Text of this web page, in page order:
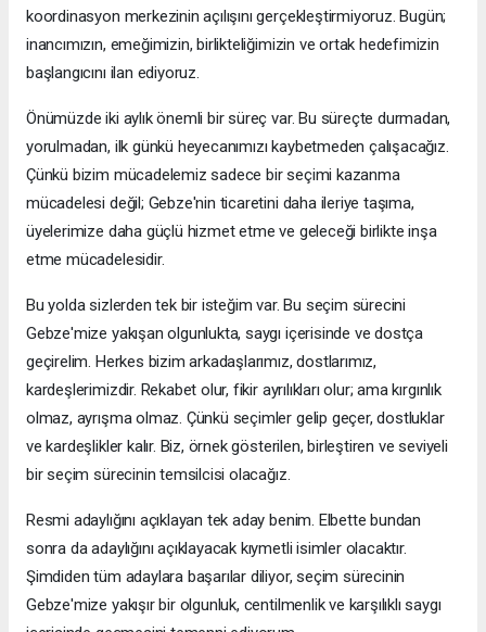
koordinasyon merkezinin açılışını gerçekleştirmiyoruz. Bugün;
inancımızın, emeğimizin, birlikteliğimizin ve ortak hedefimizin
başlangıcını ilan ediyoruz.
Önümüzde iki aylık önemli bir süreç var. Bu süreçte durmadan,
yorulmadan, ilk günkü heyecanımızı kaybetmeden çalışacağız.
Çünkü bizim mücadelemiz sadece bir seçimi kazanma
mücadelesi değil; Gebze'nin ticaretini daha ileriye taşıma,
üyelerimize daha güçlü hizmet etme ve geleceği birlikte inşa
etme mücadelesidir.
Bu yolda sizlerden tek bir isteğim var. Bu seçim sürecini
Gebze'mize yakışan olgunlukta, saygı içerisinde ve dostça
geçirelim. Herkes bizim arkadaşlarımız, dostlarımız,
kardeşlerimizdir. Rekabet olur, fikir ayrılıkları olur; ama kırgınlık
olmaz, ayrışma olmaz. Çünkü seçimler gelip geçer, dostluklar
ve kardeşlikler kalır. Biz, örnek gösterilen, birleştiren ve seviyeli
bir seçim sürecinin temsilcisi olacağız.
Resmi adaylığını açıklayan tek aday benim. Elbette bundan
sonra da adaylığını açıklayacak kıymetli isimler olacaktır.
Şimdiden tüm adaylara başarılar diliyor, seçim sürecinin
Gebze'mize yakışır bir olgunluk, centilmenlik ve karşılıklı saygı